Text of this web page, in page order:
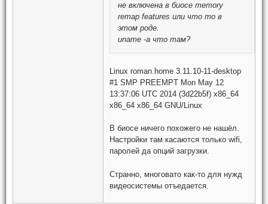
не включена в биосе memory
remap features или что то в
этом роде.
uname -a что там?
Linux roman.home 3.11.10-11-desktop
#1 SMP PREEMPT Mon May 12
13:37:06 UTC 2014 (3d22b5f) x86_64
x86_64 x86_64 GNU/Linux
В биосе ничего похожего не нашёл.
Настройки там касаются только wifi,
паролей да опций загрузки.
Странно, многовато как-то для нужд
видеосистемы отъедается.